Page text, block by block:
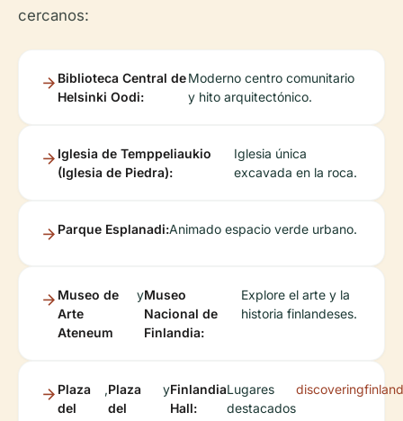
cercanos:
Biblioteca Central de
Helsinki Oodi:
Moderno centro comunitario
y hito arquitectónico.
Iglesia de Temppeliaukio
(Iglesia de Piedra):
Iglesia única
excavada en la roca.
Parque Esplanadi:Animado espacio verde urbano.
Museo de
Arte
Ateneum
yMuseo
Nacional de
Finlandia:
Explore el arte y la
historia finlandeses.
Plaza
del
,Plaza
del
yFinlandia
Hall:
Lugares
destacados